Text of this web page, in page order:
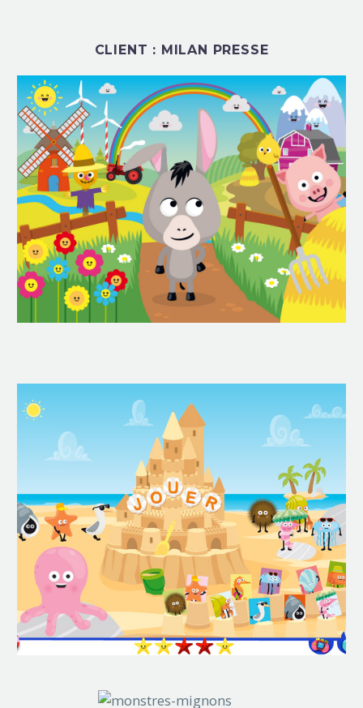
CLIENT : MILAN PRESSE